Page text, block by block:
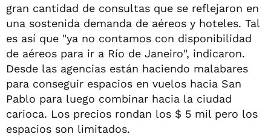
gran cantidad de consultas que se reflejaron en
una sostenida demanda de aéreos y hoteles. Tal
es así que "ya no contamos con disponibilidad
de aéreos para ir a Río de Janeiro", indicaron.
Desde las agencias están haciendo malabares
para conseguir espacios en vuelos hacia San
Pablo para luego combinar hacia la ciudad
carioca. Los precios rondan los $ 5 mil pero los
espacios son limitados.